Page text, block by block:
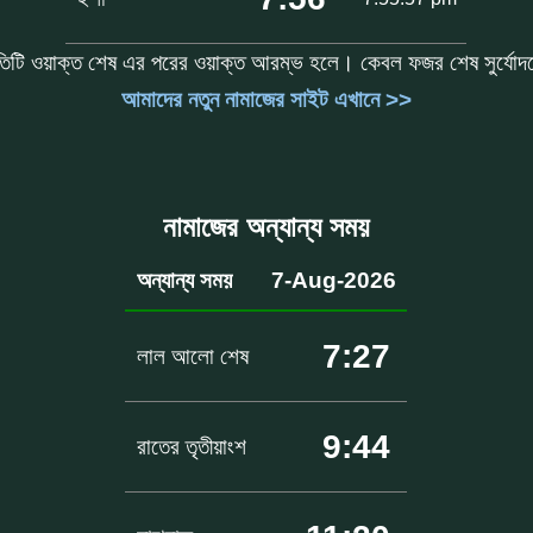
ওয়াক্ত শেষ এর পরের ওয়াক্ত আরম্ভ হলে। কেবল ফজর শেষ
আমাদের নতুন নামাজের সাইট এখানে >>
নামাজের অন্যান্য সময়
অন্যান্য সময় 7-Aug-2026
লাল আলো শেষ 7:27
রাতের তৃতীয়াংশ 9:44